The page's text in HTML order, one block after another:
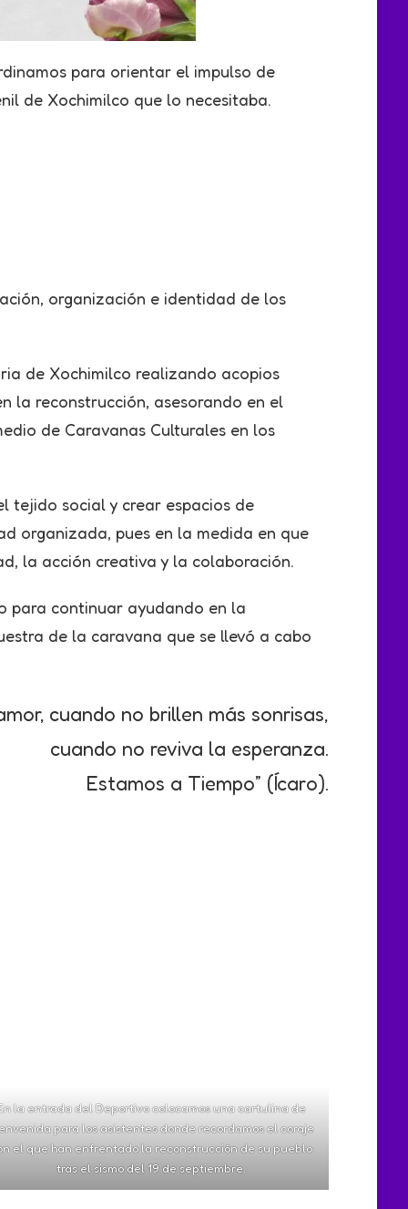
para orientar el impulso de
de Xochimilco que lo necesitaba.
organización e identidad de los
de Xochimilco realizando acopios
la reconstrucción, asesorando en el
de Caravanas Culturales en los
tejido social y crear espacios de
organizada, pues en la medida en que
la acción creativa y la colaboración.
para continuar ayudando en la
de la caravana que se llevó a cabo
cuando no brillen más sonrisas,
cuando no reviva la esperanza.
Estamos a Tiempo” (Ícaro).
la entrada del Deportivo colocamos una cartulina de
para los asistentes donde recordamos el coraje
el que han enfrentado la reconstrucción de su pueblo
tras el sismo del 19 de septiembre.